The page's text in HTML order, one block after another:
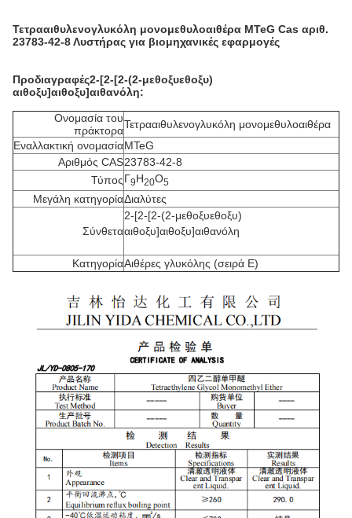
Τετρααιθυλενογλυκόλη μονομεθυλοαιθέρα MTeG Cas αριθ.
23783-42-8 Λυστήρας για βιομηχανικές εφαρμογές
Προδιαγραφές2-[2-[2-(2-μεθοξυεθοξυ)
αιθοξυ]αιθοξυ]αιθανόλη:
Ονομασία του
πράκτοραΤετρααιθυλενογλυκόλη μονομεθυλοαιθέρα
Εναλλακτική ονομασίαMTeG
Αριθμός CAS23783-42-8
ΤύποςΓ9H20Ο5
Μεγάλη κατηγορίαΔιαλύτες
Σύνθετα
2-[2-[2-(2-μεθοξυεθοξυ)
αιθοξυ]αιθοξυ]αιθανόλη
ΚατηγορίαΑιθέρες γλυκόλης (σειρά E)